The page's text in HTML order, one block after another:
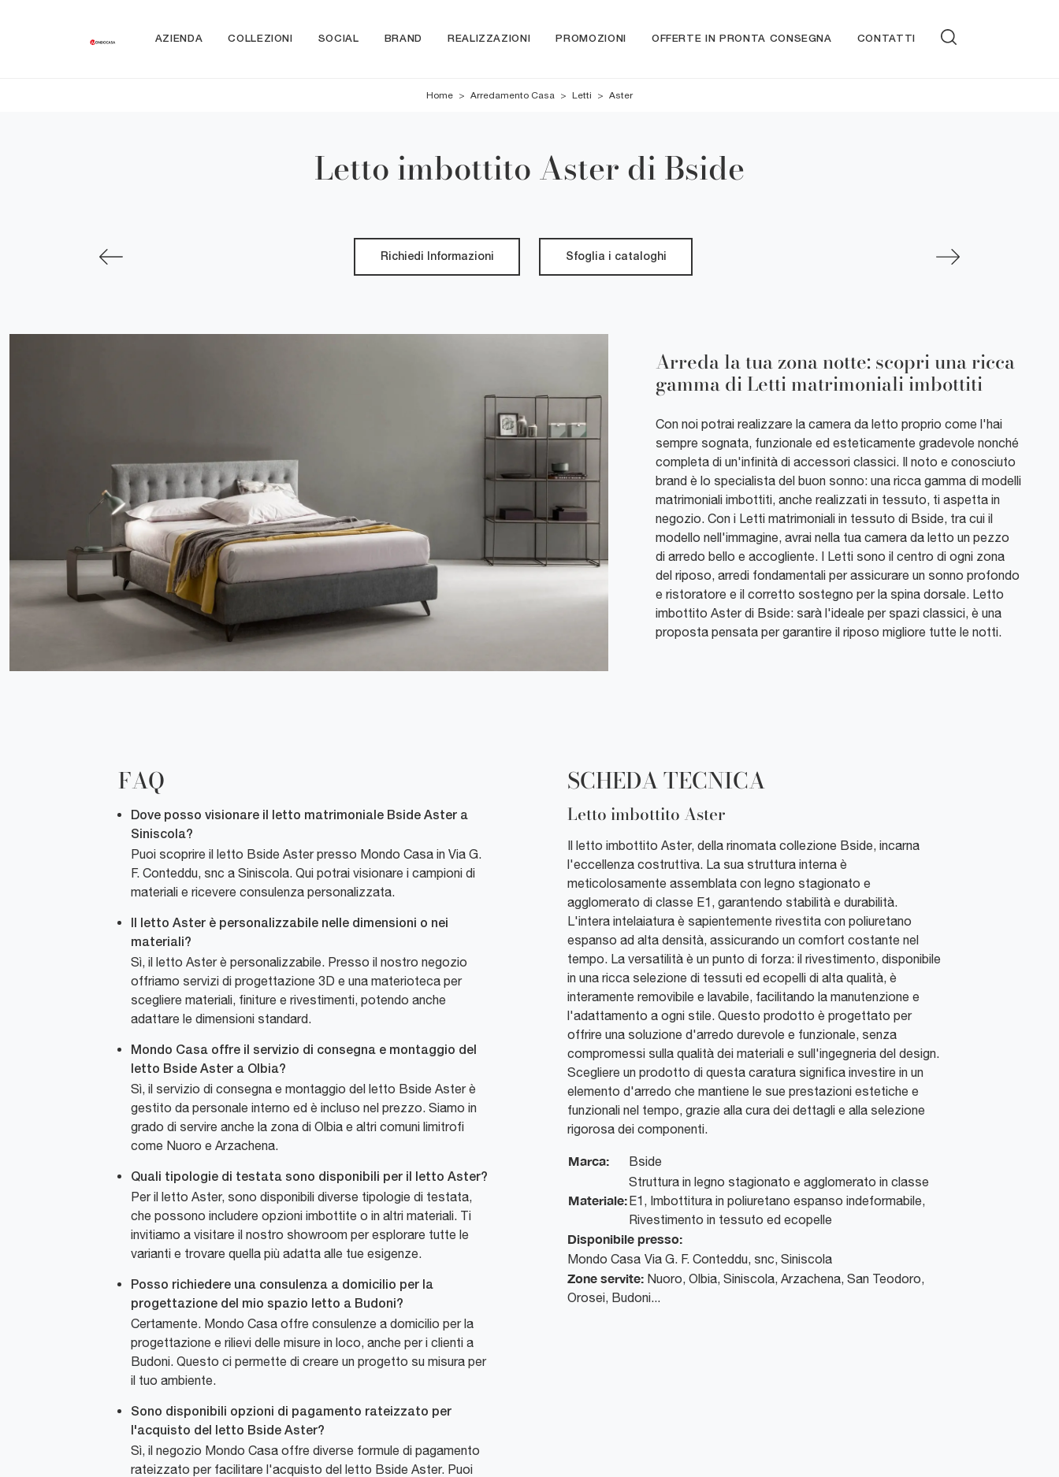
AZIENDA COLLEZIONI SOCIAL BRAND REALIZZAZIONI PROMOZIONI OFFERTE IN PRONTA CONSEGNA CONTATTI
Home > Arredamento Casa > Letti > Aster
Letto imbottito Aster di Bside
Richiedi Informazioni Sfoglia i cataloghi
Arreda la tua zona notte: scopri una ricca
gamma di Letti matrimoniali imbottiti
Con noi potrai realizzare la camera da letto proprio come l'hai
sempre sognata, funzionale ed esteticamente gradevole nonché
completa di un'infinità di accessori classici. Il noto e conosciuto
brand è lo specialista del buon sonno: una ricca gamma di modelli
matrimoniali imbottiti, anche realizzati in tessuto, ti aspetta in
negozio. Con i Letti matrimoniali in tessuto di Bside, tra cui il
modello nell'immagine, avrai nella tua camera da letto un pezzo
di arredo bello e accogliente. I Letti sono il centro di ogni zona
del riposo, arredi fondamentali per assicurare un sonno profondo
e ristoratore e il corretto sostegno per la spina dorsale. Letto
imbottito Aster di Bside: sarà l'ideale per spazi classici, è una
proposta pensata per garantire il riposo migliore tutte le notti.
FAQ
Dove posso visionare il letto matrimoniale Bside Aster a
Siniscola?
Puoi scoprire il letto Bside Aster presso Mondo Casa in Via G.
F. Conteddu, snc a Siniscola. Qui potrai visionare i campioni di
materiali e ricevere consulenza personalizzata.
Il letto Aster è personalizzabile nelle dimensioni o nei
materiali?
Sì, il letto Aster è personalizzabile. Presso il nostro negozio
offriamo servizi di progettazione 3D e una materioteca per
scegliere materiali, finiture e rivestimenti, potendo anche
adattare le dimensioni standard.
Mondo Casa offre il servizio di consegna e montaggio del
letto Bside Aster a Olbia?
Sì, il servizio di consegna e montaggio del letto Bside Aster è
gestito da personale interno ed è incluso nel prezzo. Siamo in
grado di servire anche la zona di Olbia e altri comuni limitrofi
come Nuoro e Arzachena.
Quali tipologie di testata sono disponibili per il letto Aster?
Per il letto Aster, sono disponibili diverse tipologie di testata,
che possono includere opzioni imbottite o in altri materiali. Ti
invitiamo a visitare il nostro showroom per esplorare tutte le
varianti e trovare quella più adatta alle tue esigenze.
Posso richiedere una consulenza a domicilio per la
progettazione del mio spazio letto a Budoni?
Certamente. Mondo Casa offre consulenze a domicilio per la
progettazione e rilievi delle misure in loco, anche per i clienti a
Budoni. Questo ci permette di creare un progetto su misura per
il tuo ambiente.
Sono disponibili opzioni di pagamento rateizzato per
l'acquisto del letto Bside Aster?
Sì, il negozio Mondo Casa offre diverse formule di pagamento
rateizzato per facilitare l'acquisto del letto Bside Aster. Puoi
SCHEDA TECNICA
Letto imbottito Aster
Il letto imbottito Aster, della rinomata collezione Bside, incarna
l'eccellenza costruttiva. La sua struttura interna è
meticolosamente assemblata con legno stagionato e
agglomerato di classe E1, garantendo stabilità e durabilità.
L'intera intelaiatura è sapientemente rivestita con poliuretano
espanso ad alta densità, assicurando un comfort costante nel
tempo. La versatilità è un punto di forza: il rivestimento, disponibile
in una ricca selezione di tessuti ed ecopelli di alta qualità, è
interamente removibile e lavabile, facilitando la manutenzione e
l'adattamento a ogni stile. Questo prodotto è progettato per
offrire una soluzione d'arredo durevole e funzionale, senza
compromessi sulla qualità dei materiali e sull'ingegneria del design.
Scegliere un prodotto di questa caratura significa investire in un
elemento d'arredo che mantiene le sue prestazioni estetiche e
funzionali nel tempo, grazie alla cura dei dettagli e alla selezione
rigorosa dei componenti.
Marca: Bside
Materiale:
Struttura in legno stagionato e agglomerato in classe
E1, Imbottitura in poliuretano espanso indeformabile,
Rivestimento in tessuto ed ecopelle
Disponibile presso:
Mondo Casa Via G. F. Conteddu, snc, Siniscola
Zone servite: Nuoro, Olbia, Siniscola, Arzachena, San Teodoro,
Orosei, Budoni...